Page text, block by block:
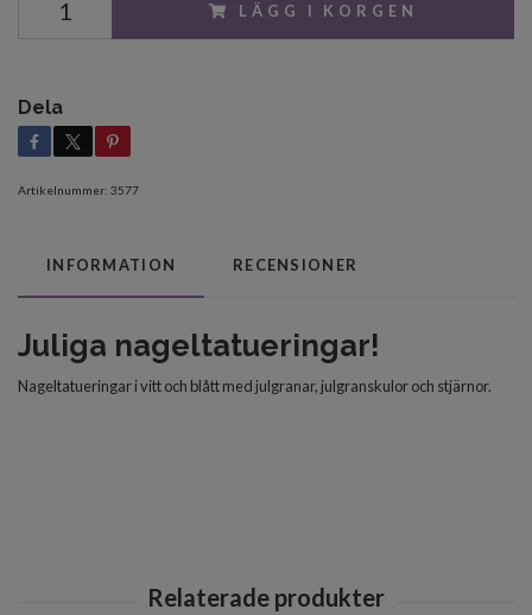
LÄGG I KORGEN
Dela
Artikelnummer: 3577
INFORMATION RECENSIONER
Juliga nageltatueringar!
Nageltatueringar i vitt och blått med julgranar, julgranskulor och stjärnor.